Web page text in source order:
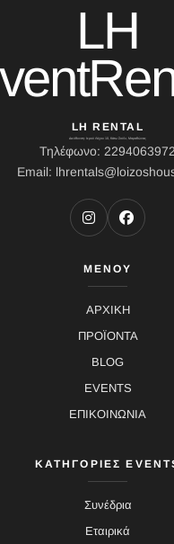
LH
LH RENTAL
Διεύθυνση: Ιερού Λόχου 10, Κάτω Σούλι, Μαραθώνας
Τηλέφωνο: 2294063972
Email:
ΜΕΝΟΥ
ΑΡΧΙΚΗ
ΠΡΟΪΟΝΤΑ
BLOG
EVENTS
ΕΠΙΚΟΙΝΩΝΙΑ
ΚΑΤΗΓΟΡΙΕΣ
Συνέδρια
Εταιρικά